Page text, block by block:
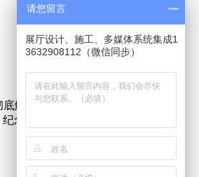
解决了传统所有导览系统无法克服
念馆、多媒体数字化展馆等展馆工
请您留言
展厅设计、施工、多媒体系统集成1
3632908112（微信同步）